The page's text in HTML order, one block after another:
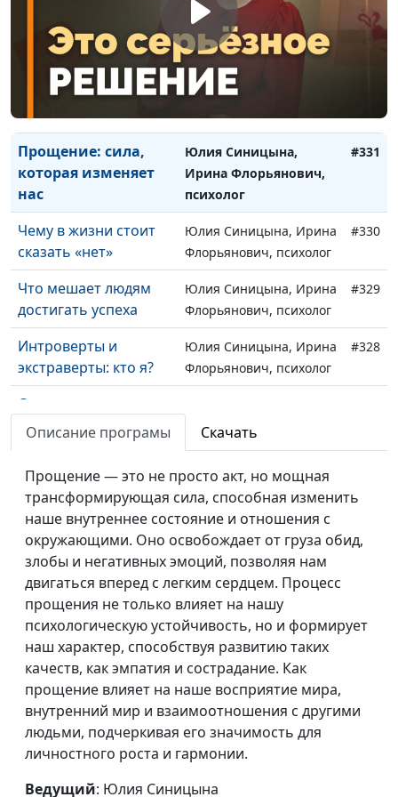
страхи и фобии у
детей
Юлия Синицына, Ирина
Флорьянович, психолог
#333
Как избавиться от
ипохондрии
Юлия Синицына, Ирина
Флорьянович, психолог
Прощение: сила,
которая изменяет
нас
Юлия Синицына,
Ирина Флорьянович,
психолог
#331
Чему в жизни стоит
сказать «нет»
Юлия Синицына, Ирина
Флорьянович, психолог
#330
Что мешает людям
достигать успеха
Юлия Синицына, Ирина
Флорьянович, психолог
#329
Интроверты и
экстраверты: кто я?
Юлия Синицына, Ирина
Флорьянович, психолог
#328
Самокоучинг: какие
вопросы стоит
задавать себе
Флорьянович, психолог
Пассивная агрессия и
15 стадий гнева
Юлия Синицына, Ирина
Флорьянович, психолог
Как правильно
формировать
привычки
Юлия Синицына, Ирина
Флорьянович, психолог
#325
Чем опасно
стремление к идеалу
Юлия Синицына, Алина
Караченцева,
практический психолог
#324
Как восстановить
вегетативную
нервную систему
Юлия Синицына, Алина
Караченцева,
практический психолог
Манипуляции это
Описание програмы Скачать
Прощение — это не просто акт, но мощная
трансформирующая сила, способная изменить
наше внутреннее состояние и отношения с
окружающими. Оно освобождает от груза обид,
злобы и негативных эмоций, позволяя нам
двигаться вперед с легким сердцем. Процесс
прощения не только влияет на нашу
психологическую устойчивость, но и формирует
наш характер, способствуя развитию таких
качеств, как эмпатия и сострадание. Как
прощение влияет на наше восприятие мира,
внутренний мир и взаимоотношения с другими
людьми, подчеркивая его значимость для
личностного роста и гармонии.
Ведущий: Юлия Синицына